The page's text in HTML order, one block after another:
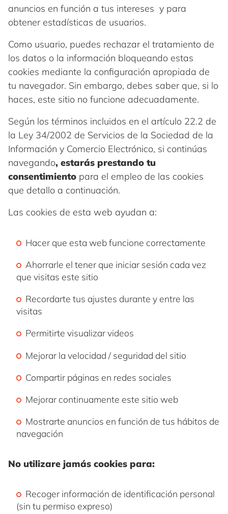
anuncios en función a tus intereses y para
obtener estadísticas de usuarios.
Como usuario, puedes rechazar el tratamiento de
los datos o la información bloqueando estas
cookies mediante la configuración apropiada de
tu navegador. Sin embargo, debes saber que, si lo
haces, este sitio no funcione adecuadamente.
Según los términos incluidos en el artículo 22.2 de
la Ley 34/2002 de Servicios de la Sociedad de la
Información y Comercio Electrónico, si continúas
navegando, estarás prestando tu
consentimiento para el empleo de las cookies
que detallo a continuación.
Las cookies de esta web ayudan a:
Hacer que esta web funcione correctamente
Ahorrarle el tener que iniciar sesión cada vez
que visitas este sitio
Recordarte tus ajustes durante y entre las
visitas
Permitirte visualizar videos
Mejorar la velocidad / seguridad del sitio
Compartir páginas en redes sociales
Mejorar continuamente este sitio web
Mostrarte anuncios en función de tus hábitos de
navegación
No utilizare jamás cookies para:
Recoger información de identificación personal
(sin tu permiso expreso)